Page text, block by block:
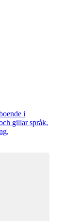
i
gillar språk,